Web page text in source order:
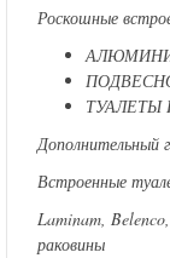
Роскошные
ТУАЛЕТЫ
Дополнительный
Встроенные
Laminam,
раковины